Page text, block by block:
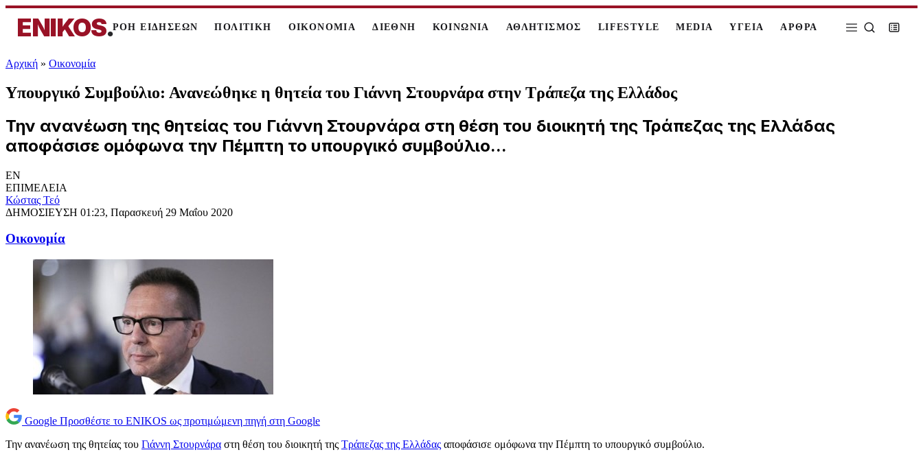
ENIKOS.ΡΟΗ ΕΙΔΗΣΕΩΝ ΠΟΛΙΤΙΚΗ ΟΙΚΟΝΟΜΙΑ ΔΙΕΘΝΗ ΚΟΙΝΩΝΙΑ ΑΘΛΗΤΙΣΜΟΣ LIFESTYLE MEDIA ΥΓΕΙΑ ΑΡΘΡΑ
Αρχική » Oικονομία
Υπουργικό Συμβούλιο: Ανανεώθηκε η θητεία του Γιάννη Στουρνάρα στην Τράπεζα της Ελλάδος
Την ανανέωση της θητείας του Γιάννη Στουρνάρα στη θέση του διοικητή της Τράπεζας της Ελλάδας
αποφάσισε ομόφωνα την Πέμπτη το υπουργικό συμβούλιο...
EN
ΕΠΙΜΕΛΕΙΑ
Κώστας Τεό
ΔΗΜΟΣΙΕΥΣΗ 01:23, Παρασκευή 29 Μαΐου 2020
Oικονομία
Google Προσθέστε το ENIKOS ως προτιμώμενη πηγή στη Google
Την ανανέωση της θητείας του Γιάννη Στουρνάρα στη θέση του διοικητή της Τράπεζας της Ελλάδας αποφάσισε ομόφωνα την Πέμπτη το υπουργικό συμβούλιο.